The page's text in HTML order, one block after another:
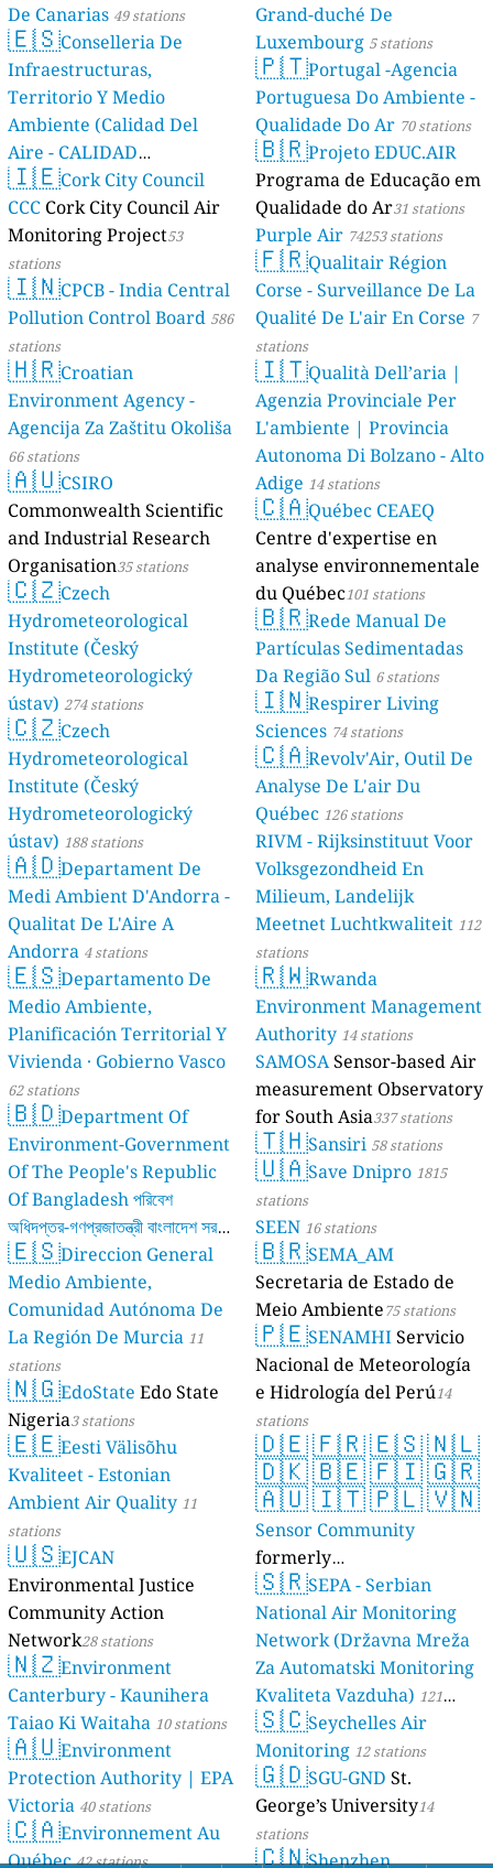
De Canarias 49 stations
🇪🇸Conselleria De
Infraestructuras,
Territorio Y Medio
Ambiente (Calidad Del
Aire - CALIDAD
AMBIENTAL) 23 stations
🇮🇪Cork City Council
CCC Cork City Council Air
Monitoring Project53
stations
🇮🇳CPCB - India Central
Pollution Control Board 586
stations
🇭🇷Croatian
Environment Agency -
Agencija Za Zaštitu Okoliša
66 stations
🇦🇺CSIRO
Commonwealth Scientific
and Industrial Research
Organisation35 stations
🇨🇿Czech
Hydrometeorological
Institute (Český
Hydrometeorologický
ústav) 274 stations
🇨🇿Czech
Hydrometeorological
Institute (Český
Hydrometeorologický
ústav) 188 stations
🇦🇩Departament De
Medi Ambient D'Andorra -
Qualitat De L'Aire A
Andorra 4 stations
🇪🇸Departamento De
Medio Ambiente,
Planificación Territorial Y
Vivienda · Gobierno Vasco
62 stations
🇧🇩Department Of
Environment-Government
Of The People's Republic
Of Bangladesh পরিবেশ
অধিদপ্তর-গণপ্রজাতন্ত্রী বাংলাদেশ সরকার
17 stations
🇪🇸Direccion General
Medio Ambiente,
Comunidad Autónoma De
La Región De Murcia 11
stations
🇳🇬EdoState Edo State
Nigeria3 stations
🇪🇪Eesti Välisõhu
Kvaliteet - Estonian
Ambient Air Quality 11
stations
🇺🇸EJCAN
Environmental Justice
Community Action
Network28 stations
🇳🇿Environment
Canterbury - Kaunihera
Taiao Ki Waitaha 10 stations
🇦🇺Environment
Protection Authority | EPA
Victoria 40 stations
🇨🇦Environnement Au
Québec 42 stations
Grand-duché De
Luxembourg 5 stations
🇵🇹Portugal -Agencia
Portuguesa Do Ambiente -
Qualidade Do Ar 70 stations
🇧🇷Projeto EDUC.AIR
Programa de Educação em
Qualidade do Ar31 stations
Purple Air 74253 stations
🇫🇷Qualitair Région
Corse - Surveillance De La
Qualité De L'air En Corse 7
stations
🇮🇹Qualità Dell’aria |
Agenzia Provinciale Per
L'ambiente | Provincia
Autonoma Di Bolzano - Alto
Adige 14 stations
🇨🇦Québec CEAEQ
Centre d'expertise en
analyse environnementale
du Québec101 stations
🇧🇷Rede Manual De
Partículas Sedimentadas
Da Região Sul 6 stations
🇮🇳Respirer Living
Sciences 74 stations
🇨🇦Revolv'Air, Outil De
Analyse De L'air Du
Québec 126 stations
RIVM - Rijksinstituut Voor
Volksgezondheid En
Milieum, Landelijk
Meetnet Luchtkwaliteit 112
stations
🇷🇼Rwanda
Environment Management
Authority 14 stations
SAMOSASensor-based Air
measurement Observatory
for South Asia337 stations
🇹🇭Sansiri 58 stations
🇺🇦Save Dnipro 1815
stations
SEEN 16 stations
🇧🇷SEMA_AM
Secretaria de Estado de
Meio Ambiente75 stations
🇵🇪SENAMHIServicio
Nacional de Meteorología
e Hidrología del Perú14
stations
🇩🇪🇫🇷🇪🇸🇳🇱
🇩🇰🇧🇪🇫🇮🇬🇷
🇦🇺🇮🇹🇵🇱🇻🇳
Sensor Community
formerly
luftdaten.info35819 stations
🇸🇷SEPA - Serbian
National Air Monitoring
Network (Državna Mreža
Za Automatski Monitoring
Kvaliteta Vazduha) 121
stations
🇸🇨Seychelles Air
Monitoring 12 stations
🇬🇩SGU-GND St.
George’s University14
stations
🇨🇳Shenzhen